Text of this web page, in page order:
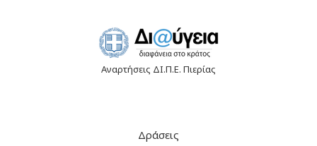
Αναρτήσεις ΔΙ.Π.Ε. Πιερίας
Δράσεις